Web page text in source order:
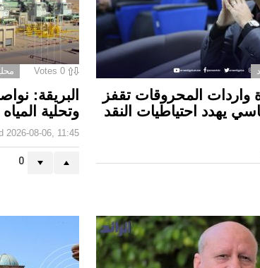
واردات المحروقات تقفز
يهدد احتياطيات النقد
0
Votes
البريقة:
وتحلية
2026-08-06, 11:45 م
0